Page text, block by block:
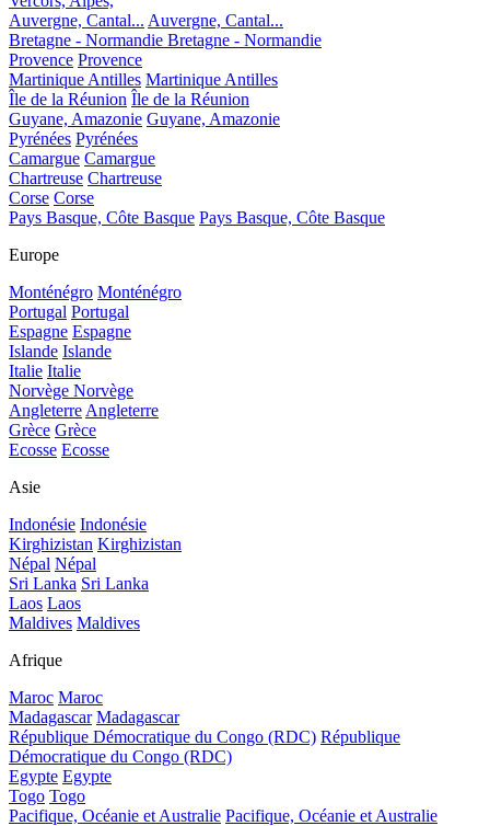
Auvergne, Cantal... Auvergne, Cantal...
Bretagne - Normandie Bretagne - Normandie
Provence Provence
Martinique Antilles Martinique Antilles
Île de la Réunion Île de la Réunion
Guyane, Amazonie Guyane, Amazonie
Pyrénées Pyrénées
Camargue Camargue
Chartreuse Chartreuse
Corse Corse
Pays Basque, Côte Basque Pays Basque, Côte Basque
Europe
Monténégro Monténégro
Portugal Portugal
Espagne Espagne
Islande Islande
Italie Italie
Norvège Norvège
Angleterre Angleterre
Grèce Grèce
Ecosse Ecosse
Asie
Indonésie Indonésie
Kirghizistan Kirghizistan
Népal Népal
Sri Lanka Sri Lanka
Laos Laos
Maldives Maldives
Afrique
Maroc Maroc
Madagascar Madagascar
République Démocratique du Congo (RDC) République
Démocratique du Congo (RDC)
Egypte Egypte
Togo Togo
Pacifique, Océanie et Australie Pacifique, Océanie et Australie